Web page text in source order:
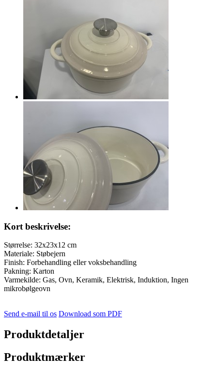
Kort beskrivelse:
Størrelse: 32x23x12 cm
Materiale: Støbejern
Finish: Forbehandling eller voksbehandling
Pakning: Karton
Varmekilde: Gas, Ovn, Keramik, Elektrisk, Induktion, Ingen
mikrobølgeovn
Send e-mail til os Download som PDF
Produktdetaljer
Produktmærker